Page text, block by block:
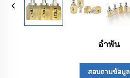
อำพัน
สอบถามข้อมูล